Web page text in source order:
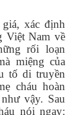
xác định
Việt Nam về
rối loạn
miệng của
tố di truyền
cháu hoàn
vậy. Sau
nói ngay: